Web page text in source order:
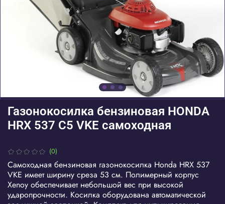
(0)
Газонокосилка бензиновая HONDA
HRX 537 C5 VKE самоходная
Самоходная бензиновая газонокосилка Honda HRX 537
VKE имеет ширину среза 53 см. Полимерный корпус
Xenoy обеспечивает небольшой вес при высокой
ударопрочности. Косилка оборудована автоматической